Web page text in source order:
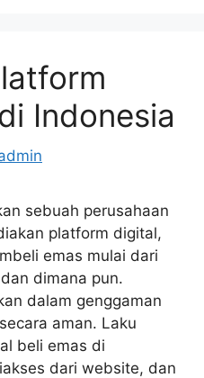
Indonesia
sebuah perusahaan
platform digital,
emas mulai dari
dimana pun.
dalam genggaman
aman. Laku
beli emas di
dari website, dan